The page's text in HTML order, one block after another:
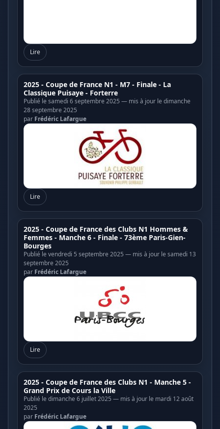
Lire
2025 - Coupe de France N1 - M7 - Finale - La
Classique Puisaye - Forterre
Publié le samedi 6 septembre 2025 — mis à jour le dimanche
28 septembre 2025
par Frédéric Lafargue
Lire
2025 - Coupe de France des Clubs N1 Hommes &
Femmes - Manche 6 - Finale - 73ème Paris-Gien-
Bourges
Publié le vendredi 5 septembre 2025 — mis à jour le samedi 13
septembre 2025
par Frédéric Lafargue
Lire
2025 - Coupe de France des Clubs N1 - Manche 5 -
Grand Prix de Cours la Ville
Publié le dimanche 6 juillet 2025 — mis à jour le mardi 12 août
2025
par Frédéric Lafargue